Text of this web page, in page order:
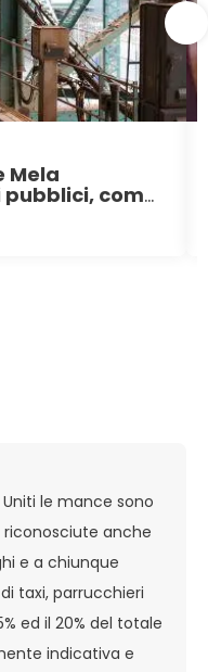
Mela
come
le mance sono
riconosciute anche
e a chiunque
taxi, parrucchieri
ed il 20% del totale
indicativa e